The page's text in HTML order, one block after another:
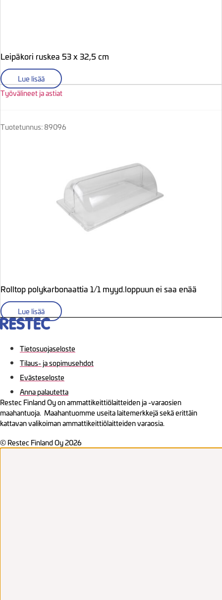
Leipäkori ruskea 53 x 32,5 cm
Lue lisää
Työvälineet ja astiat
Tuotetunnus: 89096
Rolltop polykarbonaattia 1/1 myyd.loppuun ei saa enää
Lue lisää
Tietosuojaseloste
Tilaus- ja sopimusehdot
Evästeseloste
Anna palautetta
Restec Finland Oy on ammattikeittiölaitteiden ja -varaosien
maahantuoja. Maahantuomme useita laitemerkkejä sekä erittäin
kattavan valikoiman ammattikeittiölaitteiden varaosia.
© Restec Finland Oy 2026